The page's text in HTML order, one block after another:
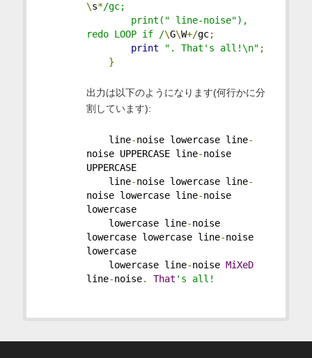
\s*/gc;
print(" line-noise"),
redo LOOP if /\G\W+/gc;
print
". That's all!\n" ;
}
出力は以下のようになります(何行かに分
割しています):
line-noise lowercase line-
noise UPPERCASE line-noise
UPPERCASE
line-noise lowercase line-
noise lowercase line-noise
lowercase
lowercase line-noise
lowercase lowercase line-noise
lowercase
lowercase line-noise MiXeD
line-noise. That 's all!